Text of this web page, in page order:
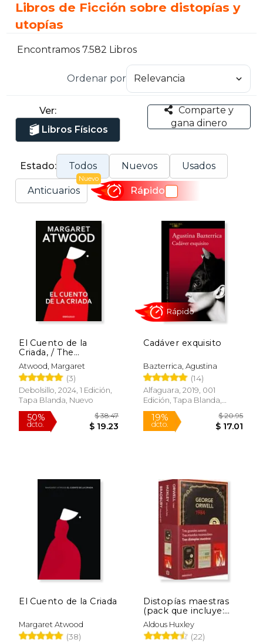
Libros de Ficción sobre distopías y
utopías
Encontramos 7.582 Libros
Ordenar por
Ver:
Libros Físicos
Comparte y
gana dinero
Estado: Todos Nuevos Usados
Anticuarios
Nuevo
Rápido
El Cuento de la
Criada, / The
Handmaid's Tale
Atwood, Margaret
(3)
Debolsillo, 2024, 1 Edición,
Tapa Blanda, Nuevo
Cadáver exquisito
Bazterrica, Agustina
(14)
Alfaguara, 2019, 001
Edición, Tapa Blanda,
Nuevo
19%
dcto.
Rápido
El Cuento de la Criada
Margaret Atwood
(38)
Distopías maestras
(pack que incluye:
1984, Fahrenheit 451
y Un mundo feliz)
Aldous Huxley
(22)